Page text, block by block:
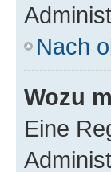
Nach
Wozu
Eine